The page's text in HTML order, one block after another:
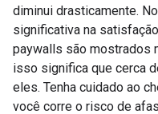
diminui drasticamente.
significativa na
paywalls são mostrados
isso significa que cerca
eles. Tenha cuidado ao
você corre o risco de